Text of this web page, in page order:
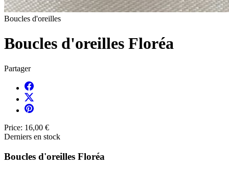
Boucles d'oreilles
Boucles d'oreilles Floréa
Partager
Price: 16,00 €
Derniers en stock
Boucles d'oreilles Floréa